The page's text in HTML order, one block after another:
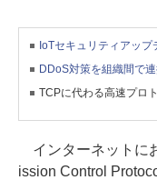
IoTセキュリティアッ
DDoS対策を組織間で
TCPに代わる高速プロ
インターネットに
ission Control